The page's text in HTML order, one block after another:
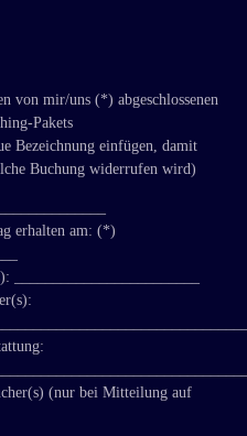
mir/uns (*) abgeschlossenen
Pakets
Bezeichnung einfügen, damit
Buchung widerrufen wird)
erhalten am: (*)
________________________
(nur bei Mitteilung auf